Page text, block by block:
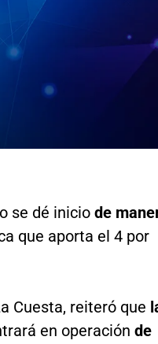
se dé inicio de
que aporta el 4 por
Cuesta, reiteró que
en operación de